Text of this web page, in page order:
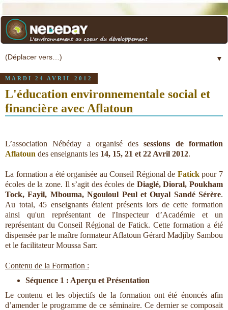
▼
MARDI 24 AVRIL 2012
L'éducation environnementale social et
financière avec Aflatoun
L’association Nébéday a organisé dessessions de formation
Aflatoun des enseignants les 14, 15, 21 et 22 Avril 2012.
La formation a été organisée au Conseil Régional de Fatickpour 7
écoles de la zone. Il s’agit des écoles de Diaglé, Dioral, Poukham
Tock, Fayil, Mbouma, Ngouloul Peul et Ouyal Sandé Sérère.
Au total, 45 enseignants étaient présents lors de cette formation
ainsi qu'un représentant de l'Inspecteur d’Académie et un
représentant du Conseil Régional de Fatick. Cette formation a été
dispensée par le maître formateur Aflatoun Gérard Madjiby Sambou
et le facilitateur Moussa Sarr.
Contenu de la Formation :
Séquence 1 : Aperçu et Présentation
Le contenu et les objectifs de la formation ont été énoncés afin
d’amender le programme de ce séminaire. Ce dernier se composait